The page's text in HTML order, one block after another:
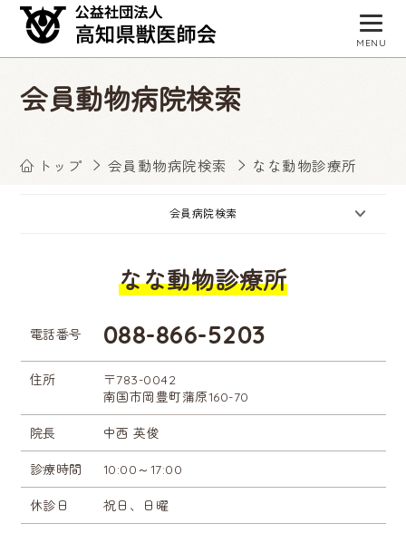
会員動物病院検索
トップ 会員動物病院検索 なな動物診療所
会員病院検索
なな動物診療所
電話番号 088-866-5203
住所
〒783-0042
南国市岡豊町蒲原160-70
院長 中西 英俊
診療時間 10:00～17:00
休診日 祝日、日曜
MENU
会員病院検索
会員専用サイト